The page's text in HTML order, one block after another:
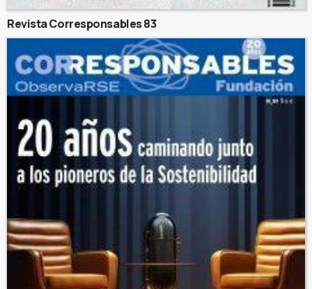
Revista Corresponsables 83